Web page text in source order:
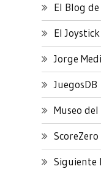
El Blog
El Joystick
Jorge
JuegosDB
Museo
ScoreZero
Siguiente